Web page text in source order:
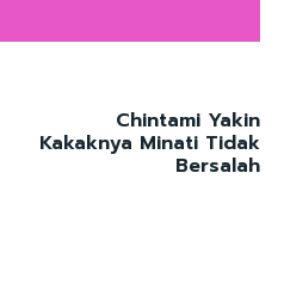
Chintami Yakin
Kakaknya Minati Tidak
Bersalah